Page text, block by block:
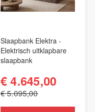
Slaapbank Elektra -
Elektrisch uitklapbare
slaapbank
€ 4.645,00
€ 5.095,00